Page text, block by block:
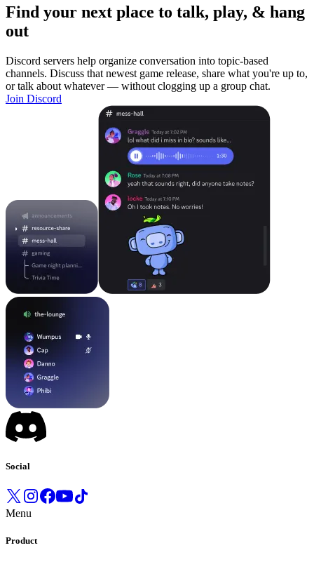
Find your next place to talk, play, & hang
out
Discord servers help organize conversation into topic-based
channels. Discuss that newest game release, share what you're up to,
or talk about whatever — without clogging up a group chat.
Join Discord
Social
Menu
Product